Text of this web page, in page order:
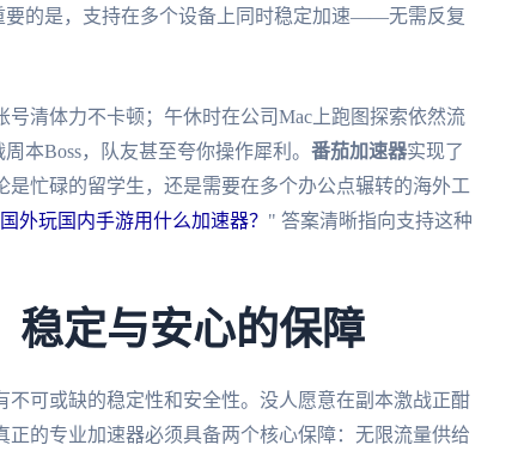
要的是，支持在多个设备上同时稳定加速——无需反复
清体力不卡顿；午休时在公司Mac上跑图探索依然流
本Boss，队友甚至夸你操作犀利。 番茄加速器实现了
忙碌的留学生，还是需要在多个办公点辗转的海外工
国外玩国内手游用什么加速器？ " 答案清晰指向支持这种
稳定与安心的保障
可或缺的稳定性和安全性。没人愿意在副本激战正酣
的专业加速器必须具备两个核心保障：无限流量供给